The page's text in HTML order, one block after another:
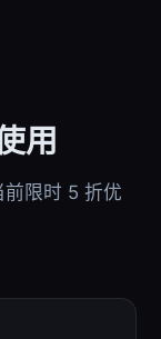
用
限时 5 折优